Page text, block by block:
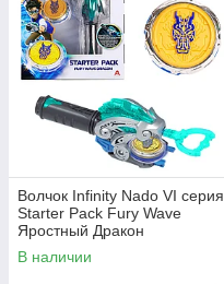
Волчок Infinity Nado VI серия
Starter Pack Fury Wave
Яростный Дракон
В наличии